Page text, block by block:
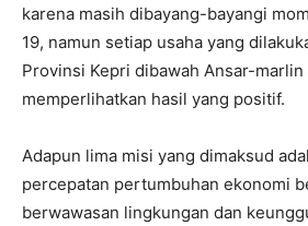
karena masih dibayang-bayangi
19, namun setiap usaha yang
Provinsi Kepri dibawah Ansar-marlin
memperlihatkan hasil yang positif.
Adapun lima misi yang dimaksud
percepatan pertumbuhan ekonomi
berwawasan lingkungan dan